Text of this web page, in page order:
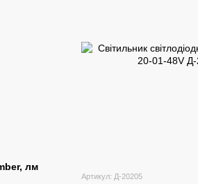
Артикул: Д-20205
лм